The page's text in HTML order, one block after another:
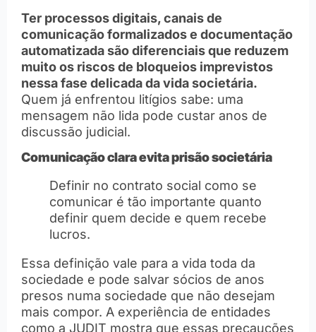
Ter processos digitais, canais de
comunicação formalizados e documentação
automatizada são diferenciais que reduzem
muito os riscos de bloqueios imprevistos
nessa fase delicada da vida societária.
Quem já enfrentou litígios sabe: uma
mensagem não lida pode custar anos de
discussão judicial.
Comunicação clara evita prisão societária
Definir no contrato social como se
comunicar é tão importante quanto
definir quem decide e quem recebe
lucros.
Essa definição vale para a vida toda da
sociedade e pode salvar sócios de anos
presos numa sociedade que não desejam
mais compor. A experiência de entidades
como a JUDIT mostra que essas precauções